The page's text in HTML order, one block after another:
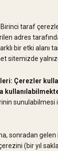
Birinci taraf
adres
bir etki alanı
sitemizde
Çerezler
sunulabilmesi
sonradan gelen
(bir yıl